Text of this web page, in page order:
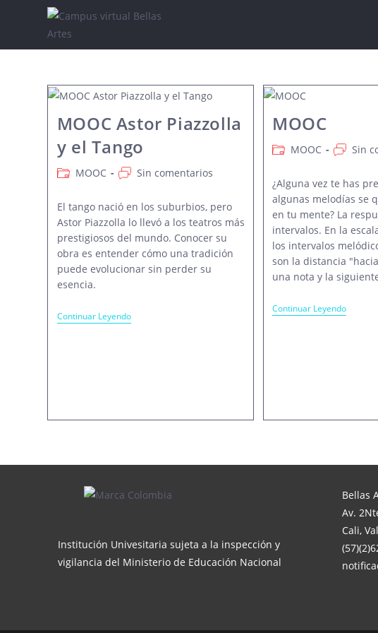
MOOC Astor Piazzolla
y el Tango
Categoría
la
entrada:
MOOC
Comentarios
la
entrada:
Sin comentarios
El tango nació en los suburbios, pero
Astor Piazzolla lo llevó a los teatros más
prestigiosos del mundo. Conocer su
obra es entender cómo una tradición
puede evolucionar sin perder su
esencia.
Continuar LeyendoMOOC
Astor
MOOC
Categoría
la
entrada:
MOOC
entrada:
Sin
¿Alguna vez te has
algunas melodías se
en tu mente? La
intervalos. En la
los intervalos
son la distancia
una nota y la
Continuar LeyendoMOOC
Institución Univesitaria sujeta a la inspección y
vigilancia del Ministerio de Educación Nacional
Bellas
Av.
Cali,